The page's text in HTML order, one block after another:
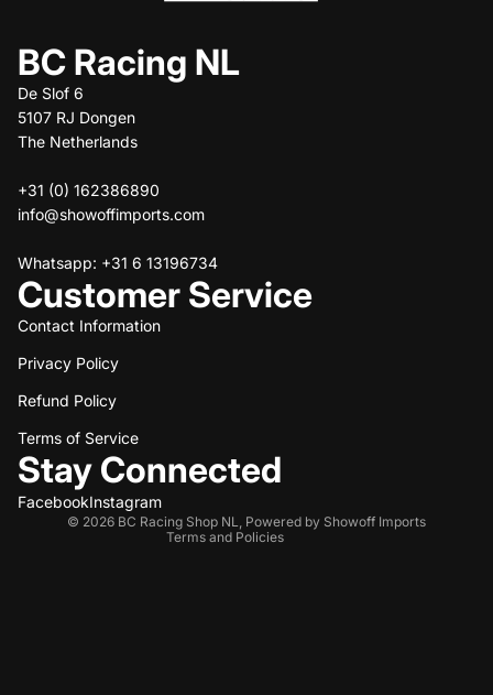
BC Racing NL
De Slof 6
5107 RJ Dongen
The Netherlands
+31 (0) 162386890
info@showoffimports.com
Whatsapp: +31 6 13196734
Customer Service
Contact Information
Privacy Policy
Refund Policy
Terms of Service
Stay Connected
FacebookInstagram
© 2026 BC Racing Shop NL
Powered by Showoff Imports
Terms and Policies
Refund policy
Privacy policy
Terms of service
Shipping policy
Contact information